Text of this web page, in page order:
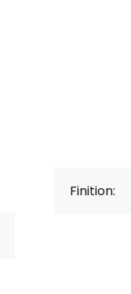
Finition: